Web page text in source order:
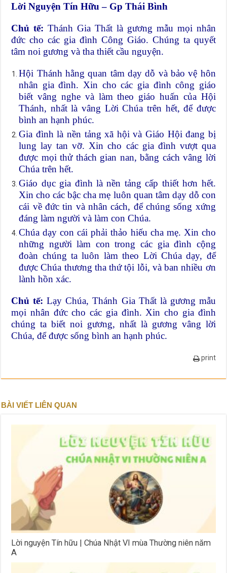
Lời Nguyện Tín Hữu – Gp Thái Bình
Chủ tế: Thánh Gia Thất là gương mẫu mọi nhân
đức cho các gia đình Công Giáo. Chúng ta quyết
tâm noi gương và tha thiết cầu nguyện.
Hội Thánh hằng quan tâm dạy dỗ và bảo vệ hôn
nhân gia đình. Xin cho các gia đình công giáo
biết vâng nghe và làm theo giáo huấn của Hội
Thánh, nhất là vâng Lời Chúa trên hết, để được
bình an hạnh phúc.
Gia đình là nền tảng xã hội và Giáo Hội đang bị
lung lay tan vỡ. Xin cho các gia đình vượt qua
được mọi thử thách gian nan, bằng cách vâng lời
Chúa trên hết.
Giáo dục gia đình là nền tảng cấp thiết hơn hết.
Xin cho các bậc cha mẹ luôn quan tâm dạy dỗ con
cái về đức tin và nhân cách, để chúng sống xứng
đáng làm người và làm con Chúa.
Chúa dạy con cái phải thảo hiếu cha mẹ. Xin cho
những người làm con trong các gia đình cộng
đoàn chúng ta luôn làm theo Lời Chúa dạy, để
được Chúa thương tha thứ tội lỗi, và ban nhiều ơn
lành hồn xác.
Chủ tế: Lạy Chúa, Thánh Gia Thất là gương mẫu
mọi nhân đức cho các gia đình. Xin cho gia đình
chúng ta biết noi gương, nhất là gương vâng lời
Chúa, để được sống bình an hạnh phúc.
print
BÀI VIẾT LIÊN QUAN
Lời nguyện Tín hữu | Chúa Nhật VI mùa Thường niên năm
A